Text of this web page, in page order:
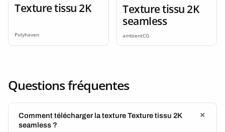
Texture tissu 2K
Polyhaven
Texture tissu 2K
seamless
ambientCG
Questions fréquentes
Comment télécharger la texture Texture tissu 2K
seamless ?